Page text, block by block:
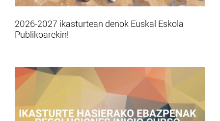
2026-2027 ikasturtean denok Euskal Eskola
Publikoarekin!